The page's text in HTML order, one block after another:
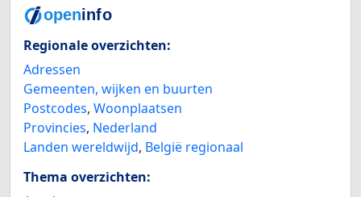
Regionale overzichten:
Adressen
Gemeenten, wijken en buurten
Postcodes, Woonplaatsen
Provincies, Nederland
Landen wereldwijd, België regionaal
Thema overzichten: